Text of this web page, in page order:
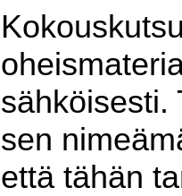
sähköisesti.
sen
että tähän